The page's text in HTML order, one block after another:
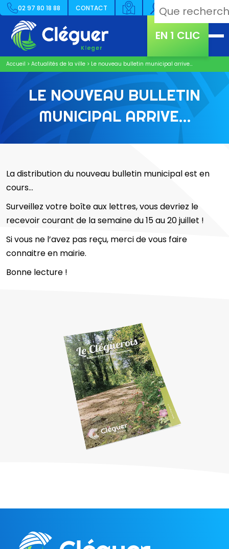
02 97 80 18 88 CONTACT
EN 1 CLIC
Accueil > Actualités de la ville > Le nouveau bulletin municipal arrive…
LE NOUVEAU BULLETIN
MUNICIPAL ARRIVE…
La distribution du nouveau bulletin municipal est en
cours…
Surveillez votre boîte aux lettres, vous devriez le
recevoir courant de la semaine du 15 au 20 juillet !
Si vous ne l’avez pas reçu, merci de vous faire
connaitre en mairie.
Bonne lecture !